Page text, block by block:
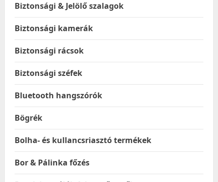
Biztonsági & Jelölő szalagok
Biztonsági kamerák
Biztonsági rácsok
Biztonsági széfek
Bluetooth hangszórók
Bögrék
Bolha- és kullancsriasztó termékek
Bor & Pálinka főzés